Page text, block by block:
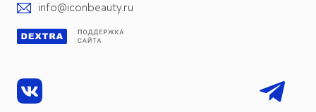
info@iconbeauty.ru